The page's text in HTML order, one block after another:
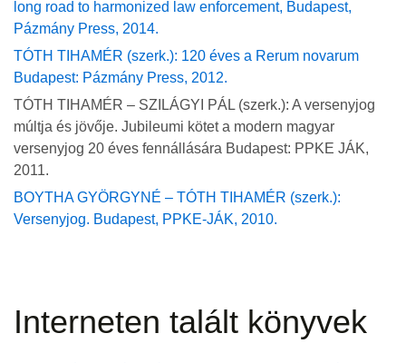
long road to harmonized law enforcement, Budapest,
Pázmány Press, 2014.
TÓTH TIHAMÉR (szerk.): 120 éves a Rerum novarum
Budapest: Pázmány Press, 2012.
TÓTH TIHAMÉR – SZILÁGYI PÁL (szerk.): A versenyjog
múltja és jövője. Jubileumi kötet a modern magyar
versenyjog 20 éves fennállására Budapest: PPKE JÁK,
2011.
BOYTHA GYÖRGYNÉ – TÓTH TIHAMÉR (szerk.):
Versenyjog. Budapest, PPKE-JÁK, 2010.
Interneten talált könyvek